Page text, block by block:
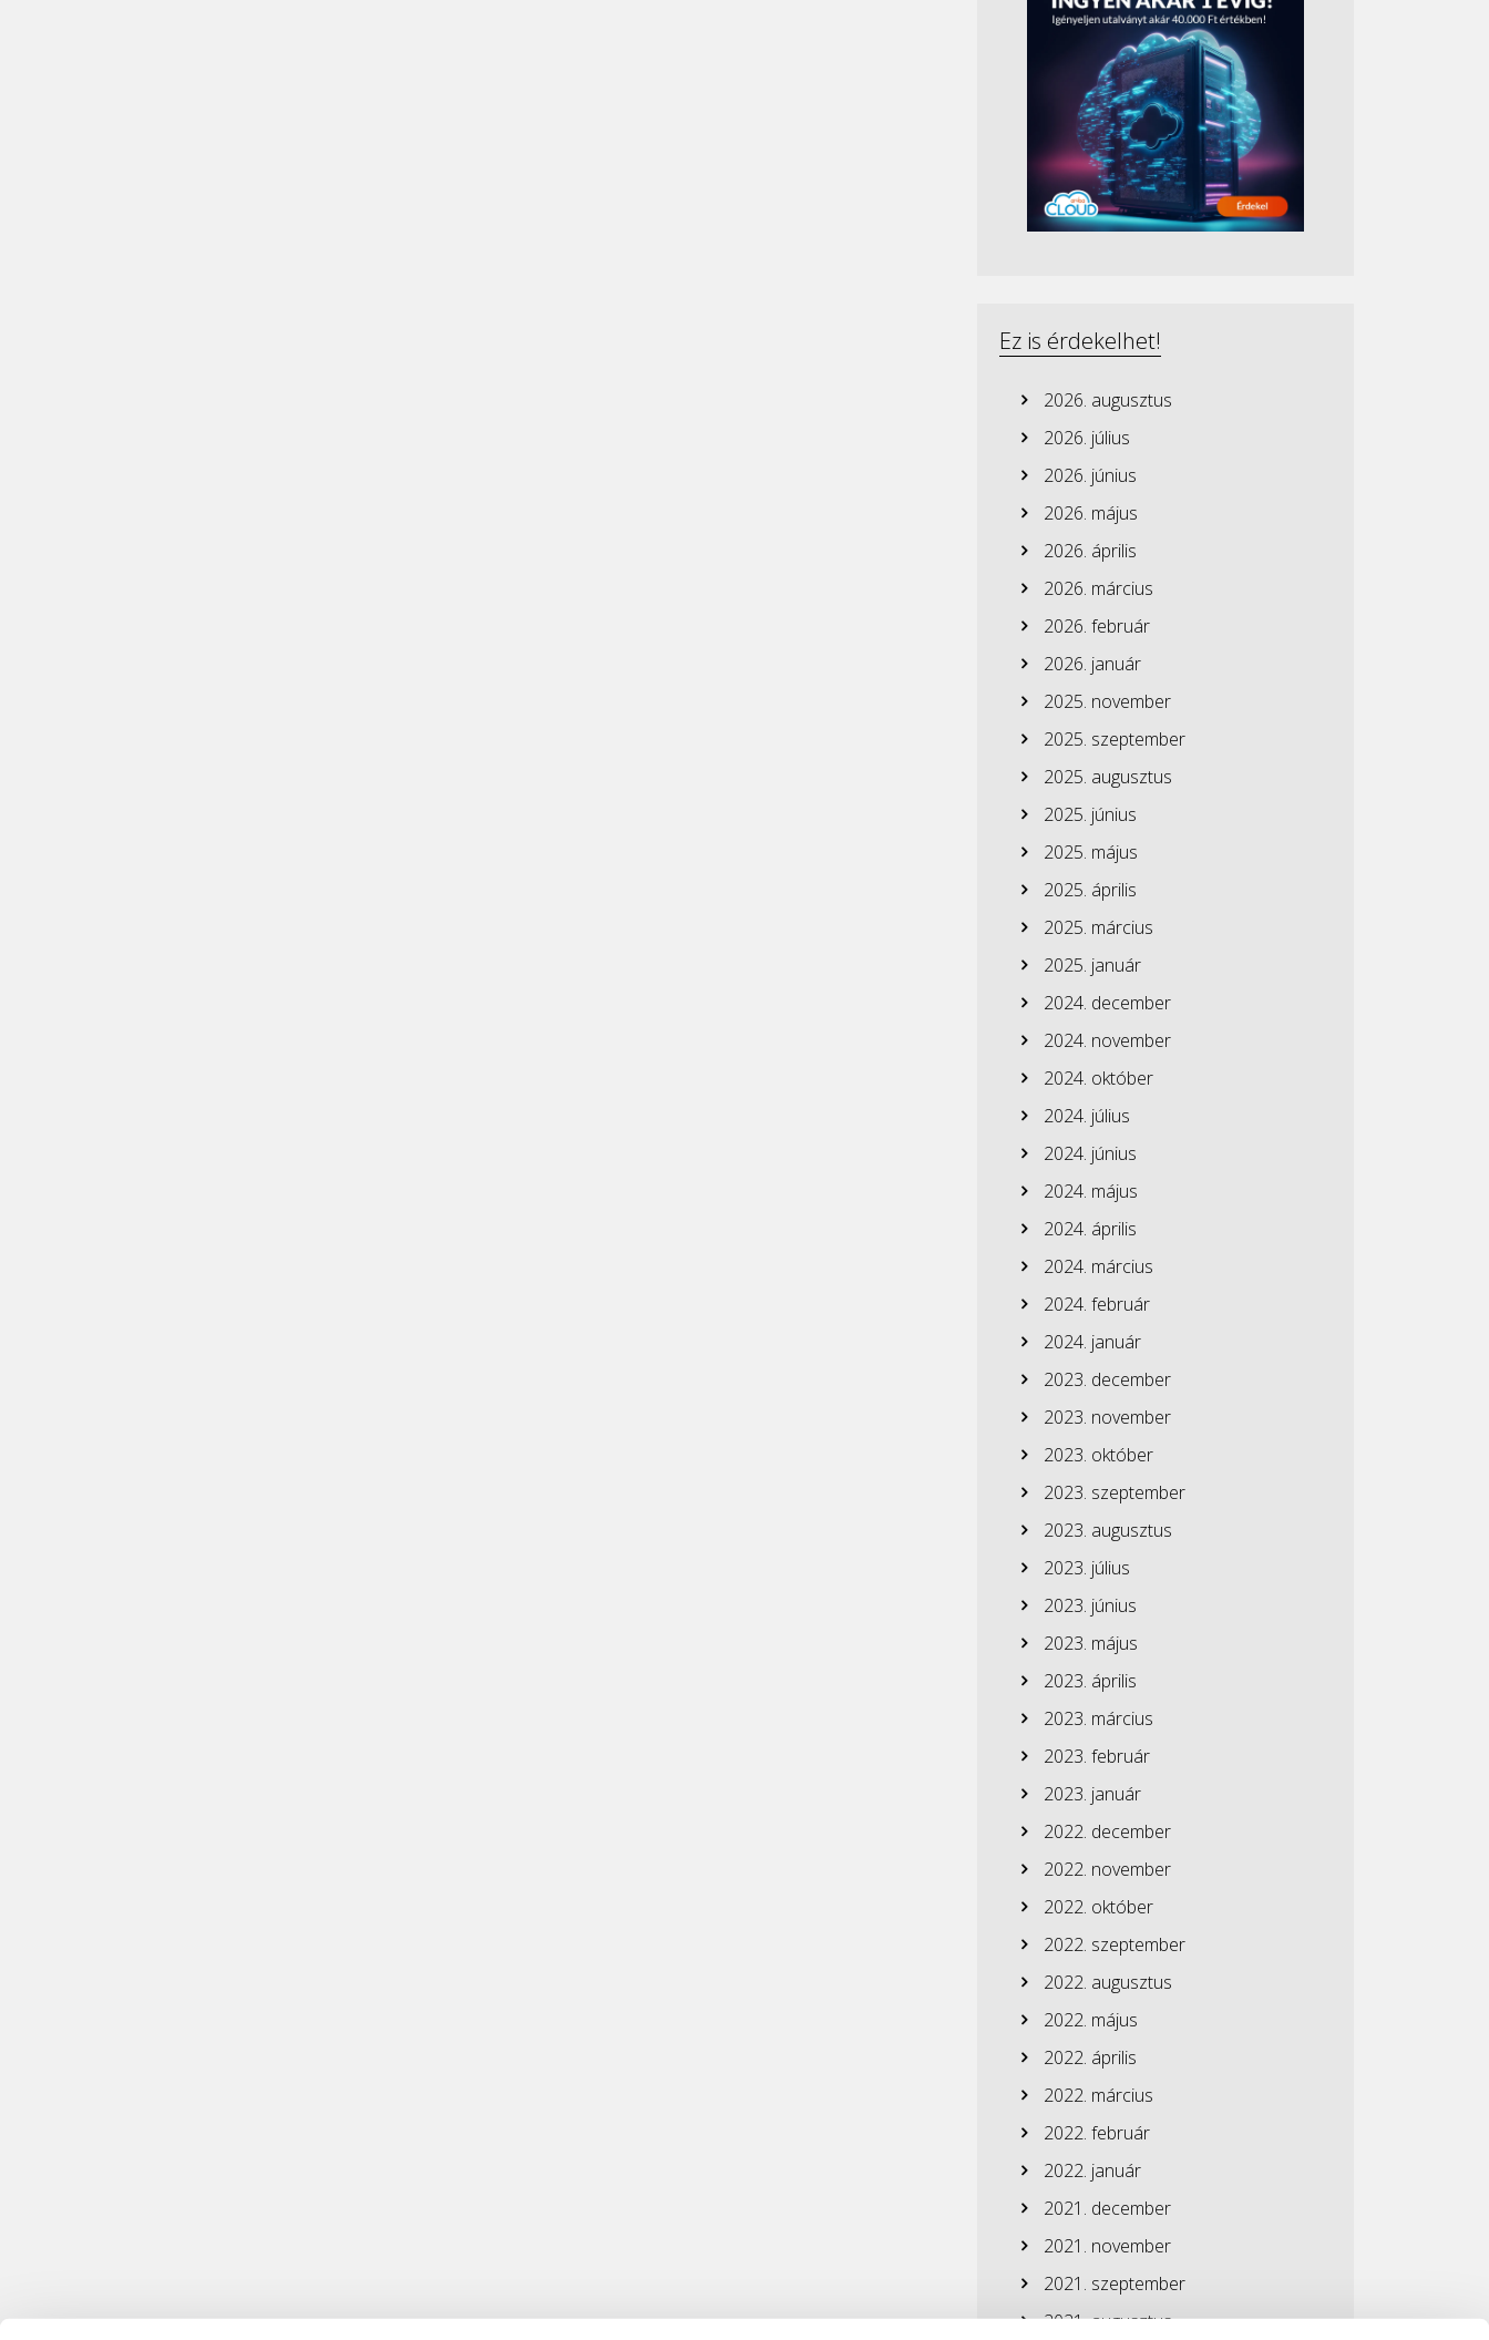
Ez is érdekelhet!
2026. augusztus
2026. július
2026. június
2026. május
2026. április
2026. március
2026. február
2026. január
2025. november
2025. szeptember
2025. augusztus
2025. június
2025. május
2025. április
2025. március
2025. január
2024. december
2024. november
2024. október
2024. július
2024. június
2024. május
2024. április
2024. március
2024. február
2024. január
2023. december
2023. november
2023. október
2023. szeptember
2023. augusztus
2023. július
2023. június
2023. május
2023. április
2023. március
2023. február
2023. január
2022. december
2022. november
2022. október
2022. szeptember
2022. augusztus
2022. május
2022. április
2022. március
2022. február
2022. január
2021. december
2021. november
2021. szeptember
2021. augusztus